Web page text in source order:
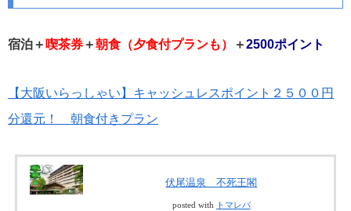
宿泊＋ 喫茶券 ＋朝食（夕食付プランも） ＋2500ポイント
【大阪いらっしゃい】キャッシュレスポイント２５００円
分還元！ 朝食付きプラン
伏尾温泉 不死王閣
posted with トマレバ